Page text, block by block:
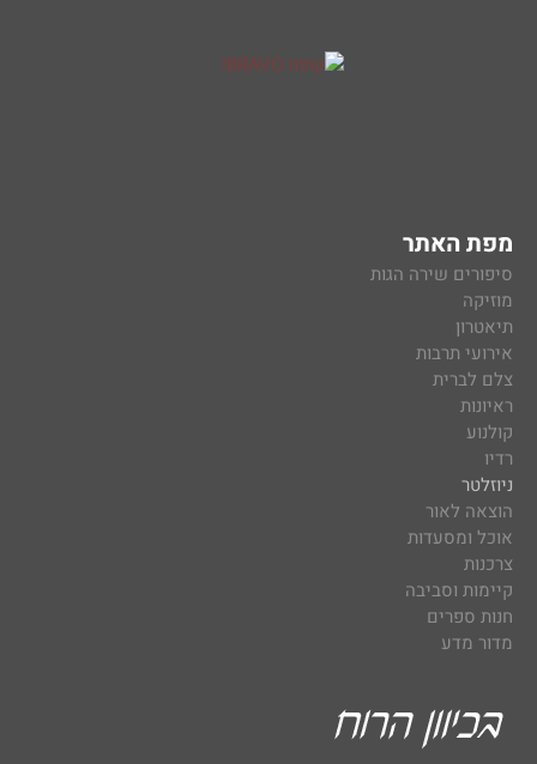
מפת האתר
סיפורים שירה הגות
מוזיקה
תיאטרון
אירועי תרבות
צלם לברית
ראיונות
קולנוע
רדיו
ניוזלטר
הוצאה לאור
אוכל ומסעדות
צרכנות
קיימות וסביבה
חנות ספרים
מדור מדע